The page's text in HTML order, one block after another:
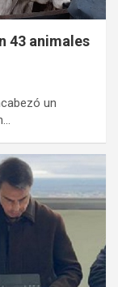
43 animales
un